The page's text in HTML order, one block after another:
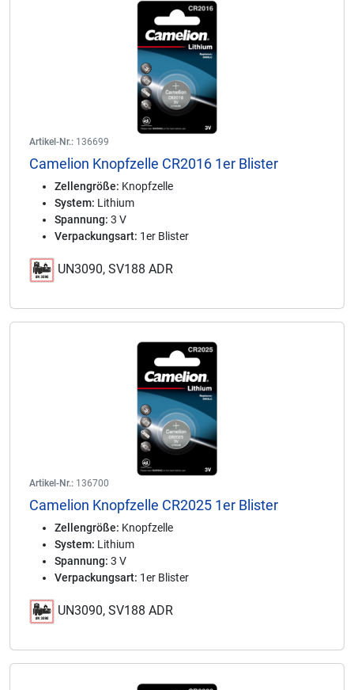
Artikel-Nr.: 136699
Camelion Knopfzelle CR2016 1er Blister
Zellengröße: Knopfzelle
System: Lithium
Spannung: 3 V
Verpackungsart: 1er Blister
UN3090, SV188 ADR
Artikel-Nr.: 136700
Camelion Knopfzelle CR2025 1er Blister
Zellengröße: Knopfzelle
System: Lithium
Spannung: 3 V
Verpackungsart: 1er Blister
UN3090, SV188 ADR